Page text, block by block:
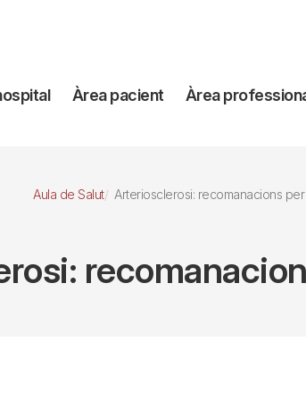
Àrea pacient Àrea
Aula de Salut Arteriosclerosi: recomanacions